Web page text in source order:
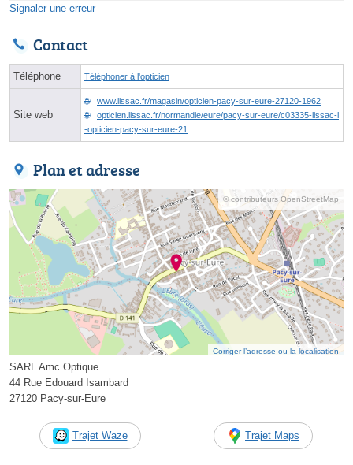
Signaler une erreur
Contact
Téléphone Téléphoner à l'opticien
Site web
www.lissac.fr/magasin/opticien-pacy-sur-eure-27120-1962
opticien.lissac.fr/normandie/eure/pacy-sur-eure/c03335-lissac-l
-opticien-pacy-sur-eure-21
Plan et adresse
© contributeurs OpenStreetMap
Corriger l’adresse ou la localisation
SARL Amc Optique
44 Rue Edouard Isambard
27120 Pacy-sur-Eure
Trajet Waze Trajet Maps